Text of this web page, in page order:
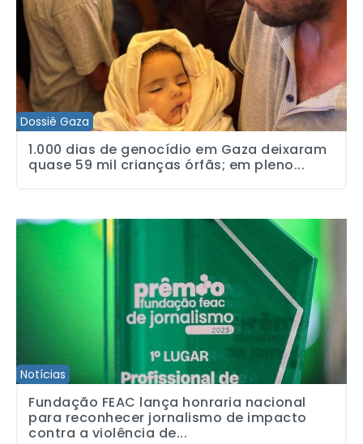
Dossiê Gaza
1.000 dias de genocídio em Gaza deixaram
quase 59 mil crianças órfãs; em pleno...
Notícias
Fundação FEAC lança honraria nacional para reconhecer
Fundação FEAC lança honraria nacional
para reconhecer jornalismo de impacto
contra a violência de...